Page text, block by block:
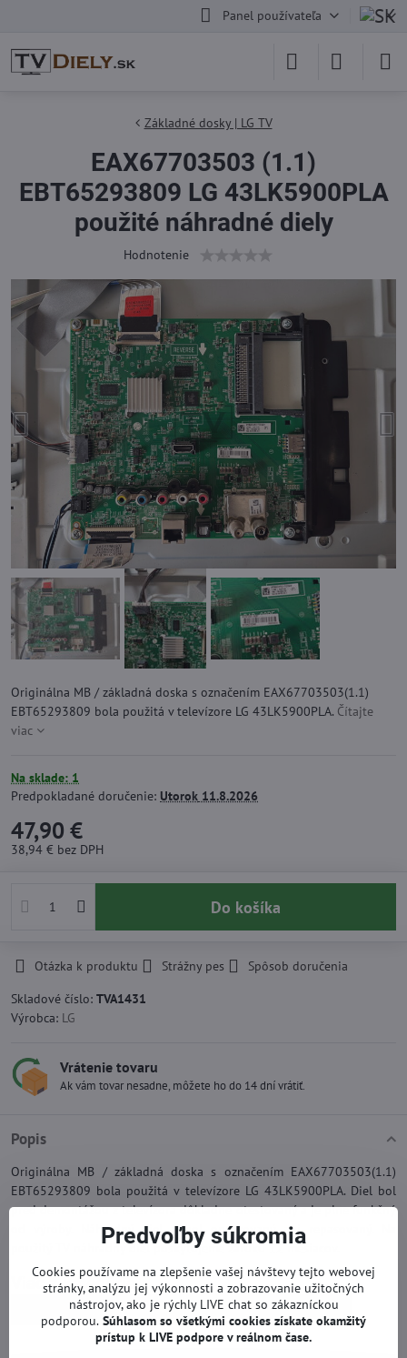
Panel používateľa
Základné dosky | LG TV
EAX67703503 (1.1)
EBT65293809 LG 43LK5900PLA
použité náhradné diely
Hodnotenie
Originálna MB / základná doska s označením EAX67703503(1.1)
EBT65293809 bola použitá v televízore LG 43LK5900PLA. Čítajte
viac
Na sklade: 1
Predpokladané doručenie: Utorok 11.8.2026
47,90 €
38,94 € bez DPH
Do košíka
Otázka k produktu Strážny pes
Spôsob doručenia
Skladové číslo: TVA1431
Výrobca: LG
Vrátenie tovaru
Ak vám tovar nesadne, môžete ho do 14 dní vrátiť.
Popis
Originálna MB / základná doska s označením EAX67703503(1.1)
EBT65293809 bola použitá v televízore LG 43LK5900PLA. Diel bol
pred demontážou z televízora dôkladne otestovaný a je plne funkčný
od výroby. Náhradný diel nebol opravovaný ani repasovaný. Na
použitý TV náhradný diel poskytujeme záruku 12 mesiacov.
Viac z kategórie
Náhradné diely | LG TV Základné dosky | LG TV
Predvoľby súkromia
Cookies používame na zlepšenie vašej návštevy tejto webovej
stránky, analýzu jej výkonnosti a zobrazovanie užitočných
nástrojov, ako je rýchly LIVE chat so zákazníckou
podporou. Súhlasom so všetkými cookies získate okamžitý
prístup k LIVE podpore v reálnom čase.